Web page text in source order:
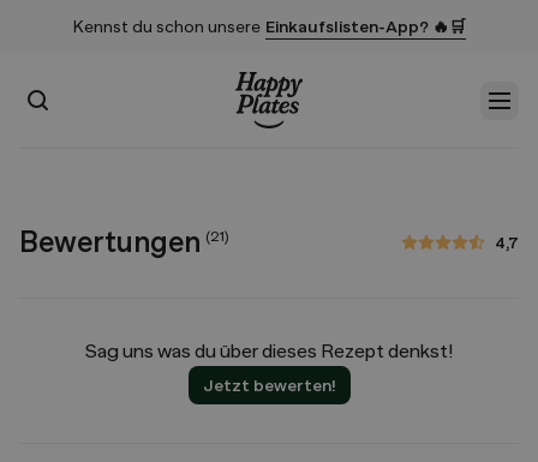
Kennst du schon unsere Einkaufslisten-App? 🔥🛒
Suchen
Bewertungen (21) 4,7
4,7 von 5 Sternen
Sag uns was du über dieses Rezept denkst!
Jetzt bewerten!